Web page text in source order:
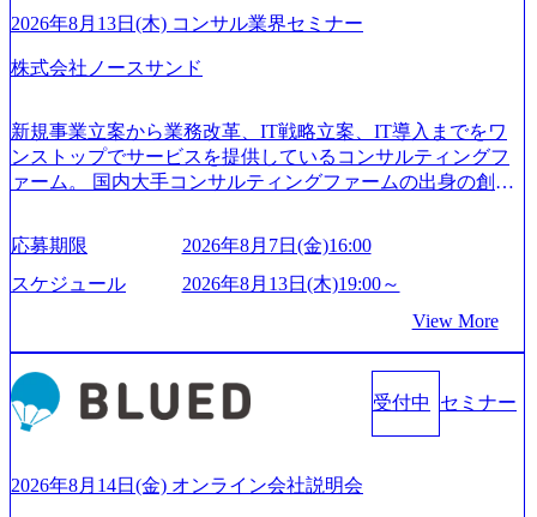
2026年8月13日(木) コンサル業界セミナー
株式会社ノースサンド
新規事業立案から業務改革、IT戦略立案、IT導入までをワ
ンストップでサービスを提供しているコンサルティングフ
ァーム。 国内大手コンサルティングファームの出身の創業
もっと自由に誠実に提案できる会社をつくりたい」「胸を
張って会社が好きだと言えるような家族的な組織をつくり
たい」という想いで会社を設立 PwC・アクセンチュアとい
社出身者など、様々な経歴の社員が活躍しており、働きや
すく魅力的な環境が整っているため、定着率が高いことか
ら「働きがいのある会社」に4年連続ベストカンパニーに選
出されている。 残業時間は平均30時間程度 事業/IT戦略立案
や各種プロジェクトマネジメント、最先端テクノロジーの
をデザインする」というビジョンを掲げ、クライアント目
応募期限
2026年8月7日(金)16:00
スケジュール
2026年8月13日(木)19:00～
View More
受付中 セミナー
2026年8月14日(金) オンライン会社説明会